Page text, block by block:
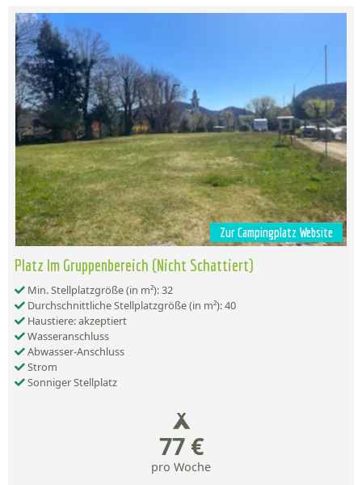
Zur Campingplatz Website
Platz Im Gruppenbereich (Nicht Schattiert)
Min. Stellplatzgröße (in m²): 32
Durchschnittliche Stellplatzgröße (in m²): 40
Haustiere: akzeptiert
Wasseranschluss
Abwasser-Anschluss
Strom
Sonniger Stellplatz
77 €
pro Woche